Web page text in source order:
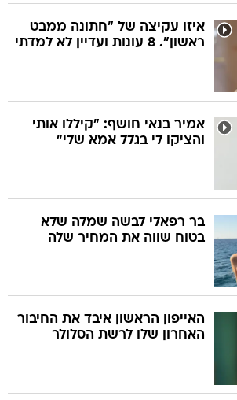
איזו עקיצה של "חתונה ממבט
ראשון". 8 עונות ועדיין לא למדתי
אמיר בנאי חושף: "קיללו אותי
והציקו לי בגלל אמא שלי"
בר רפאלי לבשה שמלה שלא
בטוח שווה את המחיר שלה
האייפון הראשון איבד את החיבור
האחרון שלו לרשת הסלולר